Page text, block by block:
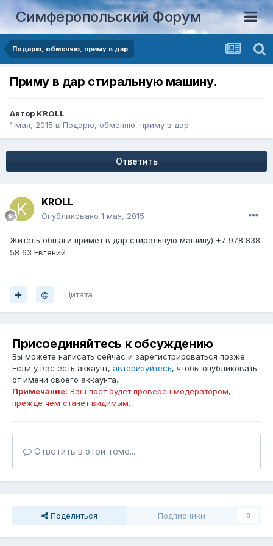
Симферопольский Форум
Подарю, обменяю, приму в дар
Приму в дар стиральную машину.
Автор KROLL
1 мая, 2015 в Подарю, обменяю, приму в дар
Ответить
KROLL
Опубликовано 1 мая, 2015
Житель общаги примет в дар стиральную машину) +7 978 838
58 63 Евгений
Цитата
Присоединяйтесь к обсуждению
Вы можете написать сейчас и зарегистрироваться позже.
Если у вас есть аккаунт, авторизуйтесь, чтобы опубликовать
от имени своего аккаунта.
Примечание: Ваш пост будет проверен модератором,
прежде чем станет видимым.
Ответить в этой теме...
Поделиться Подписчики 0